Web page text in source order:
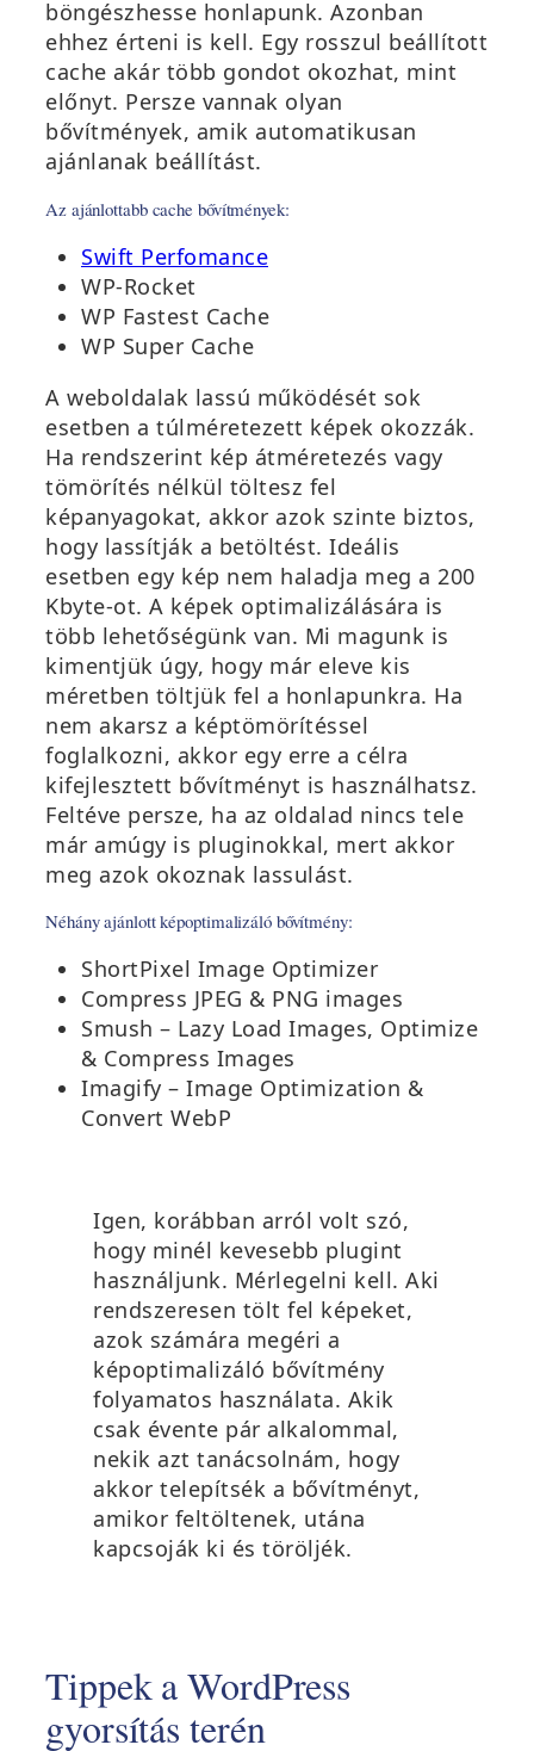
böngészhesse honlapunk. Azonban
ehhez érteni is kell. Egy rosszul beállított
cache akár több gondot okozhat, mint
előnyt. Persze vannak olyan
bővítmények, amik automatikusan
ajánlanak beállítást.
Az ajánlottabb cache bővítmények:
Swift Perfomance(
j
l
a
k
b
a
n
n
y
í
l
i
k
m
e
g
)
WP-Rocket
WP Fastest Cache
WP Super Cache
A weboldalak lassú működését sok
esetben a túlméretezett képek okozzák.
Ha rendszerint kép átméretezés vagy
tömörítés nélkül töltesz fel
képanyagokat, akkor azok szinte biztos,
hogy lassítják a betöltést. Ideális
esetben egy kép nem haladja meg a 200
Kbyte-ot. A képek optimalizálására is
több lehetőségünk van. Mi magunk is
kimentjük úgy, hogy már eleve kis
méretben töltjük fel a honlapunkra. Ha
nem akarsz a képtömörítéssel
foglalkozni, akkor egy erre a célra
kifejlesztett bővítményt is használhatsz.
Feltéve persze, ha az oldalad nincs tele
már amúgy is pluginokkal, mert akkor
meg azok okoznak lassulást.
Néhány ajánlott képoptimalizáló bővítmény:
ShortPixel Image Optimizer
Compress JPEG & PNG images
Smush – Lazy Load Images, Optimize
& Compress Images
Imagify – Image Optimization &
Convert WebP
Igen, korábban arról volt szó,
hogy minél kevesebb plugint
használjunk. Mérlegelni kell. Aki
rendszeresen tölt fel képeket,
azok számára megéri a
képoptimalizáló bővítmény
folyamatos használata. Akik
csak évente pár alkalommal,
nekik azt tanácsolnám, hogy
akkor telepítsék a bővítményt,
amikor feltöltenek, utána
kapcsoják ki és töröljék.
Tippek a WordPress
gyorsítás terén